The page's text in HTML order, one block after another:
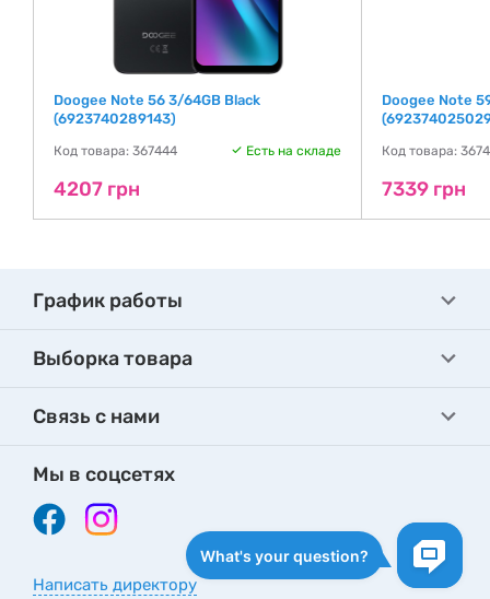
Doogee Note 56 3/64GB Black
(6923740289143)
Код товара: 367444 Есть на складе
4207 грн
Doogee Note
Код товара:
7339 грн
График работы
Выборка товара
Связь с нами
Мы в соцсетях
Написать директору